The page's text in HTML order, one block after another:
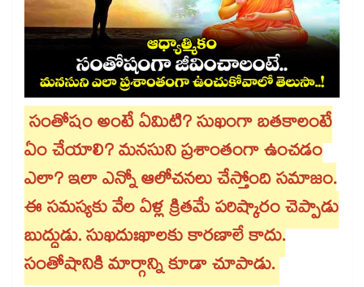
సంతోషం అంటే ఏమిటి? సుఖంగా బతకాలంటే
ఏం చేయాలి? మనసుని ప్రశాంతంగా ఉంచడం
ఎలా? ఇలా ఎన్నో ఆలోచనలు చేస్తోంది సమాజం.
ఈ సమస్యకు వేల ఏళ్ల క్రితమే పరిష్కారం చెప్పాడు
బుద్ధుడు. సుఖదుఃఖాలకు కారణాలే కాదు.
సంతోషానికి మార్గాన్ని కూడా చూపాడు.